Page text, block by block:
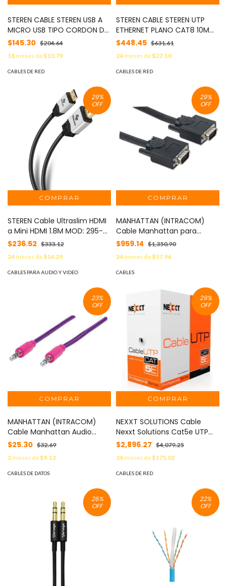
STEREN CABLE STEREN USB A
MICRO USB TIPO CORDON DE
1M MOD: USB-347
$145.30 $204.64
18meses de$10.79
CABLES DE RED
STEREN CABLE STEREN UTP
ETHERNET PLANO CAT8 10M
MOD: 380-510BL
$448.45 $631.61
24meses de$27.10
CABLES DE RED
29%
OFF
STEREN Cable Ultraslim HDMI
a Mini HDMI 1.8M MOD: 295-
880
$236.52 $333.12
24meses de$14.29
CABLES PARA AUDIO Y VIDEO
29%
OFF
MANHATTAN (INTRACOM)
Cable Manhattan para
Monitor SVGA HD15 M-M 30m
Color Negro MOD: 337342
$959.14 $1,350.90
24meses de$57.96
CABLES
23%
OFF
MANHATTAN (INTRACOM)
Cable Manhattan Audio
Estéreo con Recubrimiento
Textil 3.5mm 1m Color Rosa-
Morado MOD: 352826
$25.30 $32.69
3meses de$9.13
CABLES DE DATOS
29%
OFF
NEXXT SOLUTIONS Cable
Nexxt Solutions Cat5e UTP
100MHz 4P CM 305m 24AWG
Negro MOD: AB355NXT07
$2,896.27 $4,079.25
24meses de$175.02
CABLES DE RED
26%
OFF
22%
OFF